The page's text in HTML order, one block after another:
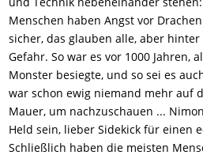
Menschen haben Angst vor
sicher, das glauben alle, aber
Gefahr. So war es vor 1000 Jahren,
Monster besiegte, und so sei es
war schon ewig niemand mehr auf
Mauer, um nachzuschauen ...
Held sein, lieber Sidekick für einen
Schließlich haben die meisten